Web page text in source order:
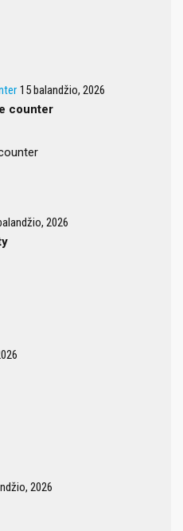
15 balandžio, 2026
counter
2026
2026